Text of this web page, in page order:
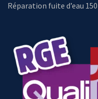
Réparation fuite d’eau